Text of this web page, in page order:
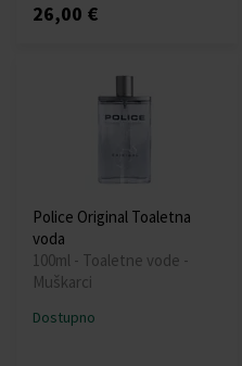
26,00 €
Police Original Toaletna
voda
100ml - Toaletne vode -
Muškarci
Dostupno